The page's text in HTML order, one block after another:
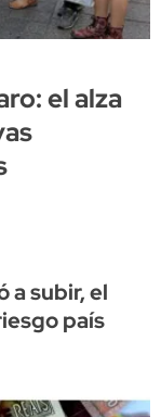
el alza
a subir, el
país